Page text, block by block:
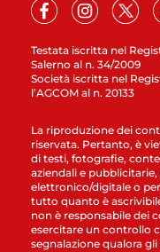
Testata iscritta nel
Salerno al n. 34/2009
Società iscritta nel
l’AGCOM al n. 20133
La riproduzione dei
riservata. Pertanto, è
di testi, fotografie,
aziendali e
elettronico/digitale o
tutto quanto è
non è responsabile dei
esercitare un controllo
segnalazione qualora